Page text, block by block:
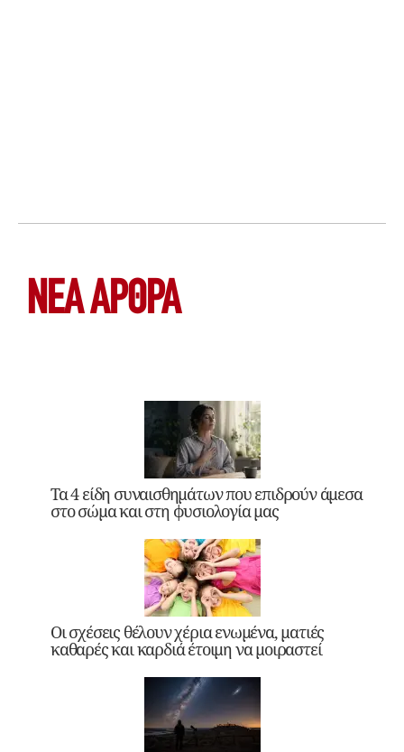
ΝΕΑ ΆΡΘΡΑ
Τα 4 είδη συναισθημάτων που επιδρούν άμεσα
στο σώμα και στη φυσιολογία μας
Οι σχέσεις θέλουν χέρια ενωμένα, ματιές
καθαρές και καρδιά έτοιμη να μοιραστεί